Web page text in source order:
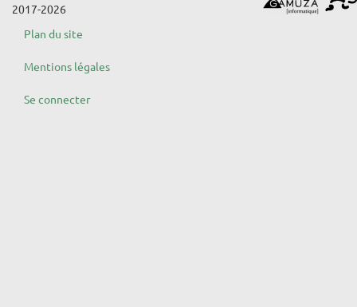
2017-2026
Plan du site
Mentions légales
Se connecter